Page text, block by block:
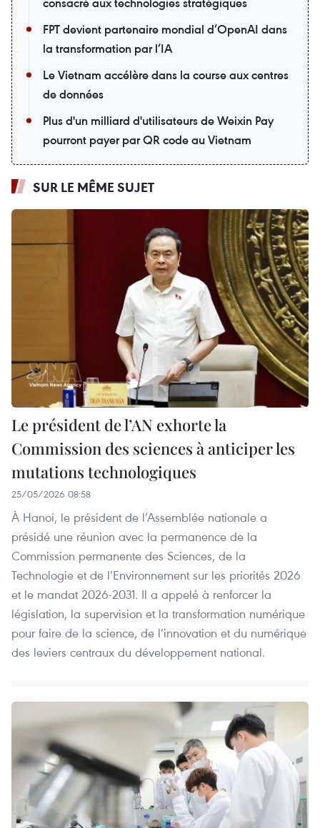
FPT devient partenaire mondial d’OpenAI dans
la transformation par l’IA
Le Vietnam accélère dans la course aux centres
de données
Plus d'un milliard d'utilisateurs de Weixin Pay
pourront payer par QR code au Vietnam
SUR LE MÊME SUJET
Le président de l’AN exhorte la
Commission des sciences à anticiper les
mutations technologiques
25/05/2026 08:58
À Hanoi, le président de l’Assemblée nationale a
présidé une réunion avec la permanence de la
Commission permanente des Sciences, de la
Technologie et de l’Environnement sur les priorités 2026
et le mandat 2026‑2031. Il a appelé à renforcer la
législation, la supervision et la transformation numérique
pour faire de la science, de l’innovation et du numérique
des leviers centraux du développement national.